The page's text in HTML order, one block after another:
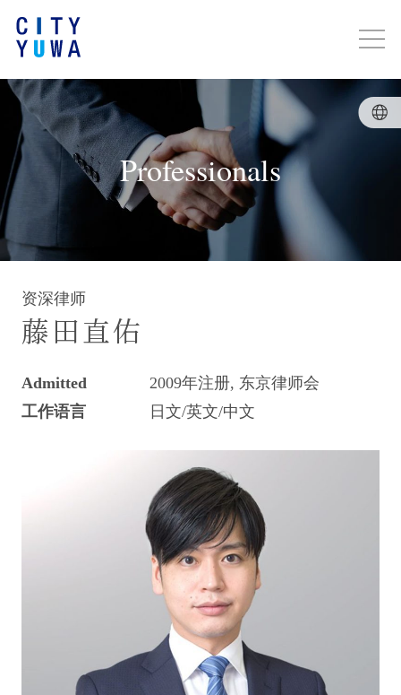
Professionals
资深律师
藤田直佑
Admitted
2009年注册, 东京律师会
工作语言
日文/英文/中文